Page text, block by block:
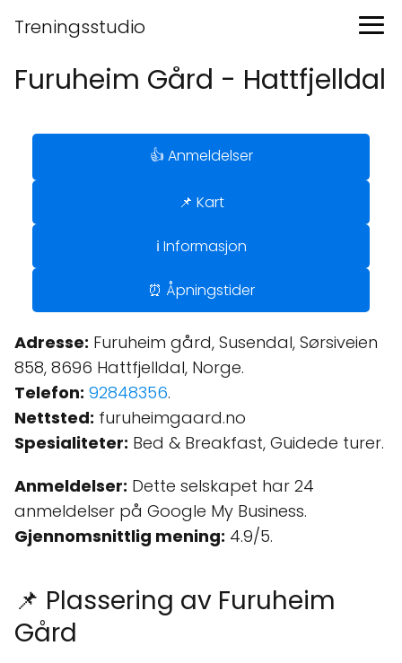
Treningsstudio
Furuheim Gård - Hattfjelldal
👍 Anmeldelser
📌 Kart
ℹ️ Informasjon
⏰ Åpningstider
Adresse: Furuheim gård, Susendal, Sørsiveien
858, 8696 Hattfjelldal, Norge.
Telefon: 92848356.
Nettsted: furuheimgaard.no
Spesialiteter: Bed & Breakfast, Guidede turer.
Anmeldelser: Dette selskapet har 24
anmeldelser på Google My Business.
Gjennomsnittlig mening: 4.9/5.
📌 Plassering av Furuheim
Gård